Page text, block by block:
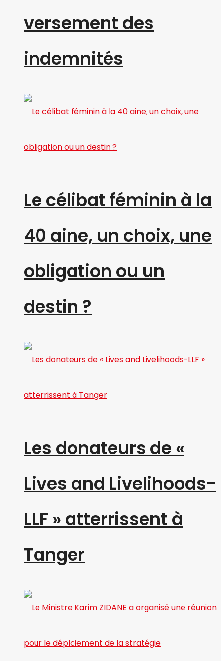
versement des
indemnités
Le célibat féminin à la
40 aine, un choix, une
obligation ou un
destin ?
Les donateurs de «
Lives and Livelihoods-
LLF » atterrissent à
Tanger